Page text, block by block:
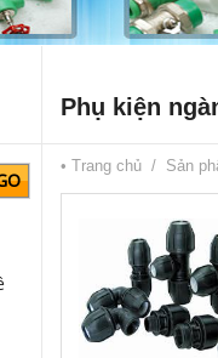
Phụ kiện
• Trang chủ / Sản